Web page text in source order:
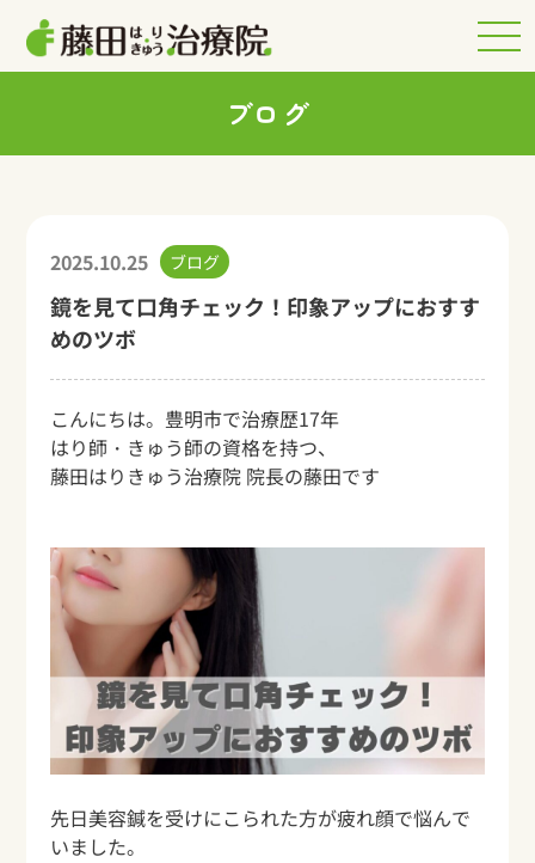
ブログ
2025.10.25 ブログ
鏡を見て口角チェック！印象アップにおすす
めのツボ
こんにちは。豊明市で治療歴17年
はり師・きゅう師の資格を持つ、
藤田はりきゅう治療院 院長の藤田です
先日美容鍼を受けにこられた方が疲れ顔で悩んで
いました。